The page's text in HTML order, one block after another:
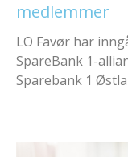
medlemmer
LO Favør har
SpareBank 1-
Sparebank 1